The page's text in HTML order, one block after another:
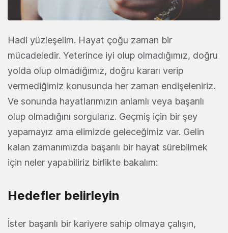
Hadi yüzleşelim. Hayat çoğu zaman bir
mücadeledir. Yeterince iyi olup olmadığımız, doğru
yolda olup olmadığımız, doğru kararı verip
vermediğimiz konusunda her zaman endişeleniriz.
Ve sonunda hayatlarımızın anlamlı veya başarılı
olup olmadığını sorgularız. Geçmiş için bir şey
yapamayız ama elimizde geleceğimiz var. Gelin
kalan zamanımızda başarılı bir hayat sürebilmek
için neler yapabiliriz birlikte bakalım:
Hedefler belirleyin
İster başarılı bir kariyere sahip olmaya çalışın,